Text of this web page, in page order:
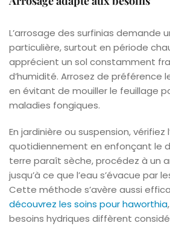
L’arrosage des surfinias demande
particulière, surtout en période
apprécient un sol constamment
d’humidité. Arrosez de préférence
en évitant de mouiller le feuillage
maladies fongiques.
En jardinière ou suspension,
quotidiennement en enfonçant le
terre paraît sèche, procédez à un
jusqu’à ce que l’eau s’évacue par
Cette méthode s’avère aussi
découvrez les soins pour haworthia
besoins hydriques diffèrent